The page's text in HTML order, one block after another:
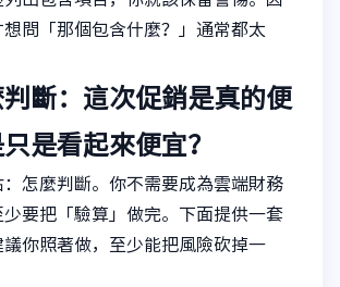
問「那個包含什麼？」通常都太
斷：這次促銷是真的便
是看起來便宜？
：怎麼判斷。你不需要成為雲端財務
少要把「驗算」做完。下面提供一套
你照著做，至少能把風險砍掉一